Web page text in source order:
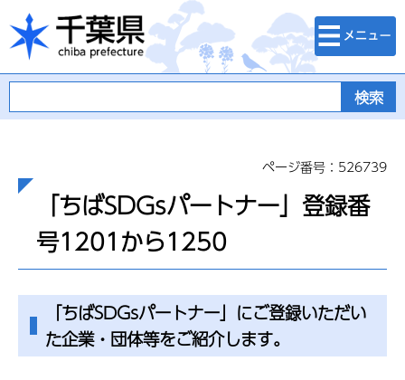
千葉県
検索・メニュ
ー
ページ番号：526739
「ちばSDGsパートナー」登録番
号1201から1250
「ちばSDGsパートナー」にご登録いただい
た企業・団体等をご紹介します。